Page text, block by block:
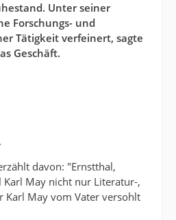
Unter seiner
Forschungs- und
Tätigkeit verfeinert, sagte
Geschäft.
davon: "Ernstthal,
Karl May nicht nur Literatur-,
Karl May vom Vater versohlt